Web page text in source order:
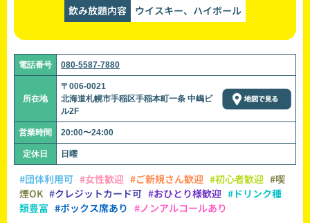
飲み放題内容 ウイスキー、ハイボール
電話番号 080-5587-7880
所在地
〒006-0021
北海道札幌市手稲区手稲本町一条 中嶋ビ
ル2F
営業時間 20:00〜24:00
定休日 日曜
#団体利用可 #女性歓迎 #ご新規さん歓迎 #初心者歓迎 #喫
煙OK #クレジットカード可 #おひとり様歓迎 #ドリンク種
類豊富 #ボックス席あり #ノンアルコールあり